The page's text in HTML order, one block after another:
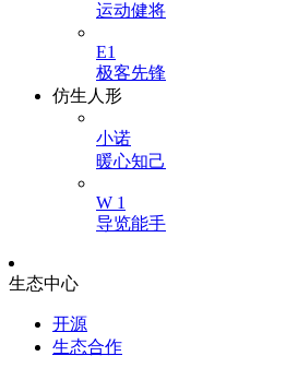
运动健将
E1
极客先锋
仿生人形
小诺
暖心知己
W 1
导览能手
生态中心
开源
生态合作